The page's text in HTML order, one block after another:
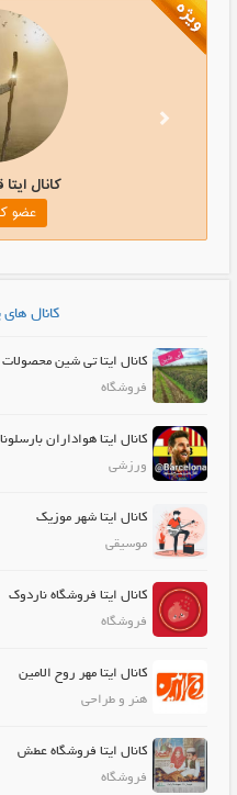
کانال
عضو
کانال های
کانال ایتا تی شین
فروشگاه
کانال ایتا هواداران
ورزشی
کانال ایتا شهر موزیک
موسیقی
کانال ایتا فروشگاه ناردوک
فروشگاه
کانال ایتا مهر روح الامین
هنر و طراحی
کانال ایتا فروشگاه عطش
فروشگاه